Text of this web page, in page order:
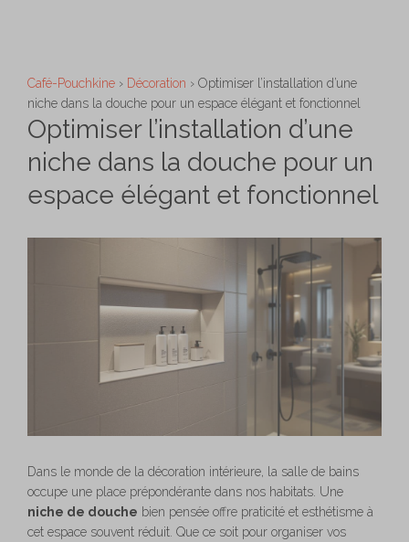
Café-Pouchkine › Décoration › Optimiser l’installation d’une
niche dans la douche pour un espace élégant et fonctionnel
Optimiser l’installation d’une
niche dans la douche pour un
espace élégant et fonctionnel
Dans le monde de la décoration intérieure, la salle de bains
occupe une place prépondérante dans nos habitats. Une
niche de douche bien pensée offre praticité et esthétisme à
cet espace souvent réduit. Que ce soit pour organiser vos